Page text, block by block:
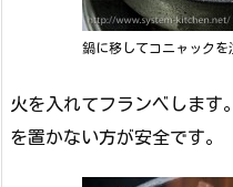
鍋に移してコニャックを
火を入れてフランベします
を置かない方が安全です。